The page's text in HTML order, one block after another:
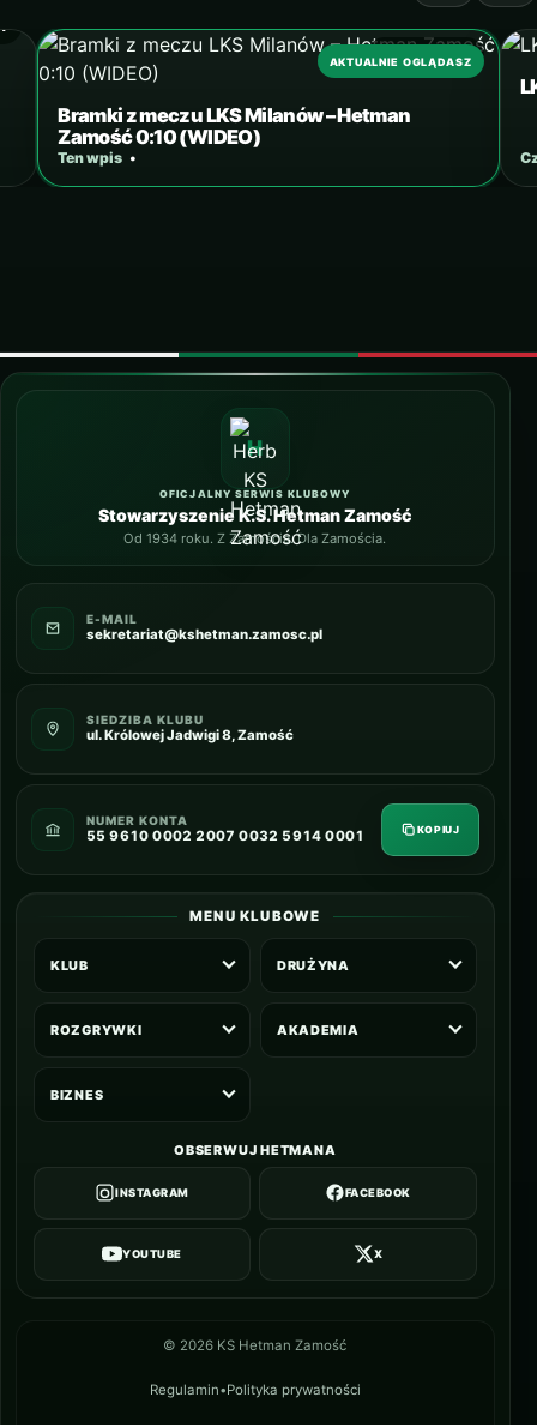
7 MAJA 2017
AKTUALNIE OGLĄDASZ
Bramki z meczu LKS Milanów – Hetman
Zamość 0:10 (WIDEO)
Ten wpis •
OFICJALNY SERWIS KLUBOWY
Stowarzyszenie K.S. Hetman Zamość
Od 1934 roku. Z Zamościa. Dla Zamościa.
E-MAIL
sekretariat@kshetman.zamosc.pl
SIEDZIBA KLUBU
ul. Królowej Jadwigi 8, Zamość
NUMER KONTA
55 9610 0002 2007 0032 5914 0001 KOPIUJ
MENU KLUBOWE
KLUB DRUŻYNA
ROZGRYWKI AKADEMIA
BIZNES
OBSERWUJ HETMANA
INSTAGRAM FACEBOOK
YOUTUBE X
© 2026 KS Hetman Zamość
Regulamin•Polityka prywatności